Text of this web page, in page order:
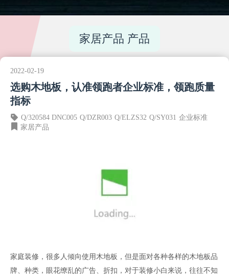
家居产品 产品
2022-02-19
选购木地板，认准领跑者企业标准，领跑质量
指标
Q/320584 DNC005 Q/DZR003 Q/ELZS32 Q/SY031 企业标准
家居产品
家庭装修，很多人倾向使用木地板，但是面对各种各样的木地板品
牌、种类，眼花缭乱的广告、折扣，对于装修小白来说，往往不知